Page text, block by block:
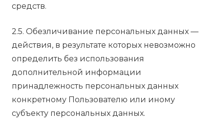
средств.
2.5. Обезличивание персональных данных —
действия, в результате которых невозможно
определить без использования
дополнительной информации
принадлежность персональных данных
конкретному Пользователю или иному
субъекту персональных данных.